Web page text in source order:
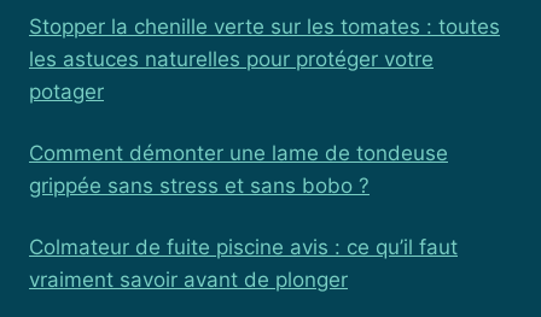
Stopper la chenille verte sur les tomates : toutes
les astuces naturelles pour protéger votre
potager
Comment démonter une lame de tondeuse
grippée sans stress et sans bobo ?
Colmateur de fuite piscine avis : ce qu’il faut
vraiment savoir avant de plonger